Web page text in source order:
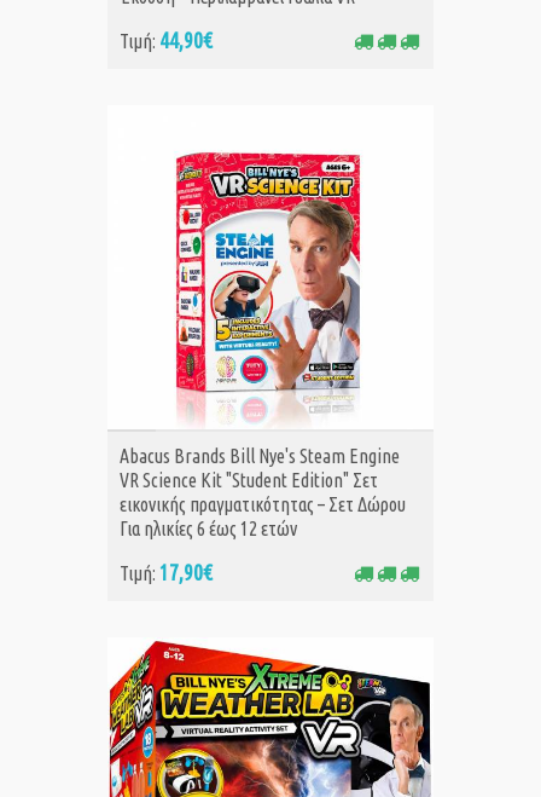
Τιμή: 44,90€
ΑΓΟΡΑ
Abacus Brands Bill Nye's Steam Engine
VR Science Kit "Student Edition" Σετ
εικονικής πραγματικότητας – Σετ Δώρου
Για ηλικίες 6 έως 12 ετών
Τιμή: 17,90€